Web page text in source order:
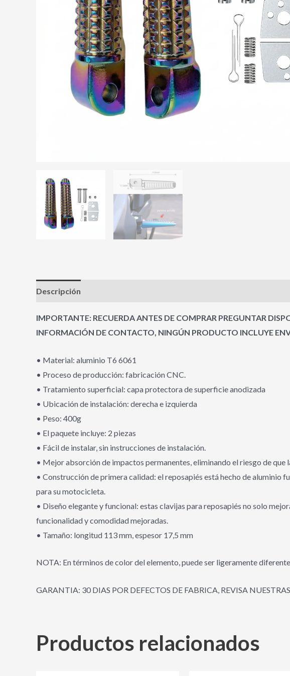
Descripción
IMPORTANTE: RECUERDA ANTES DE COMPRAR PREGUNTAR
INFORMACIÓN DE CONTACTO, NINGÚN PRODUCTO INCLUYE
• Material: aluminio T6 6061
• Proceso de producción: fabricación CNC.
• Tratamiento superficial: capa protectora de superficie anodizada
• Ubicación de instalación: derecha e izquierda
• Peso: 400g
• El paquete incluye: 2 piezas
• Fácil de instalar, sin instrucciones de instalación.
• Mejor absorción de impactos permanentes, eliminando el riesgo de que
• Construcción de primera calidad: el reposapiés está hecho de aluminio
para su motocicleta.
• Diseño elegante y funcional: estas clavijas para reposapiés no solo
funcionalidad y comodidad mejoradas.
• Tamaño: longitud 113 mm, espesor 17,5 mm
NOTA: En términos de color del elemento, puede ser ligeramente
GARANTIA: 30 DIAS POR DEFECTOS DE FABRICA, REVISA
Productos relacionados